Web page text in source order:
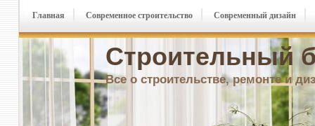
Строительный
Все о строительстве, ремонте и
Главная Современное строительство Современный дизайн